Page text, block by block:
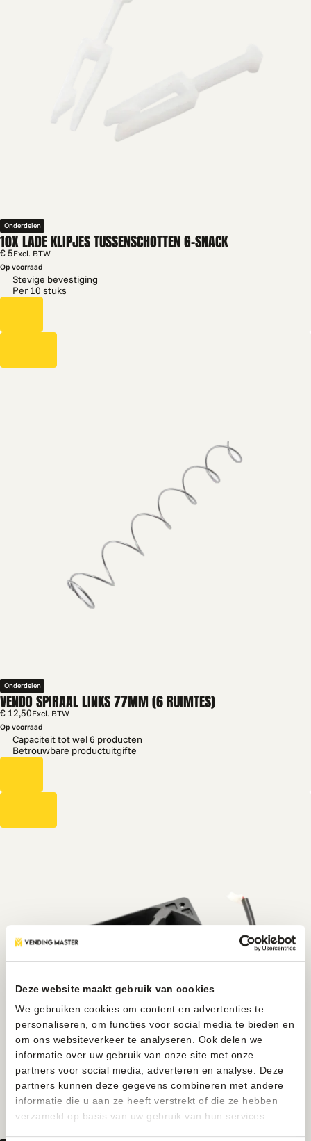
Deze website maakt gebruik van cookies
We gebruiken cookies om content en advertenties te
personaliseren, om functies voor social media te bieden en
om ons websiteverkeer te analyseren. Ook delen we
informatie over uw gebruik van onze site met onze
partners voor social media, adverteren en analyse. Deze
partners kunnen deze gegevens combineren met andere
informatie die u aan ze heeft verstrekt of die ze hebben
verzameld op basis van uw gebruik van hun services.
Onderdelen
10X LADE KLIPJES TUSSENSCHOTTEN G-SNACK
€ 5Excl. BTW
Op voorraad
Stevige bevestiging
Per 10 stuks
Onderdelen
VENDO SPIRAAL LINKS 77MM (6 RUIMTES)
€ 12,50Excl. BTW
Op voorraad
Capaciteit tot wel 6 producten
Betrouwbare productuitgifte